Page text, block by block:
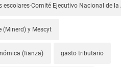
escolares-Comité Ejecutivo Nacional de la
(Minerd) y Mescyt
(fianza) gasto tributario